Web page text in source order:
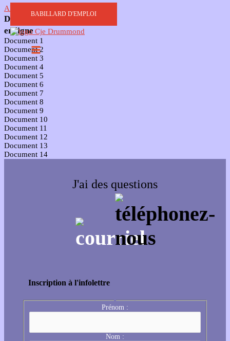
Aller au contenu
BABILLARD D'EMPLOI
Documents
en ligne
Document 1
Document 2
Document 3
Document 4
Document 5
Document 6
Document 7
Document 8
Document 9
Document 10
Document 11
Document 12
Document 13
Document 14
J'ai des questions
Inscription à l'infolettre
Prénom :
Nom :